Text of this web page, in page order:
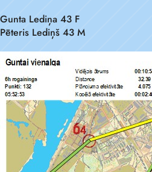
Gunta Lediņa 43 F
Pēteris Lediņš 43 M